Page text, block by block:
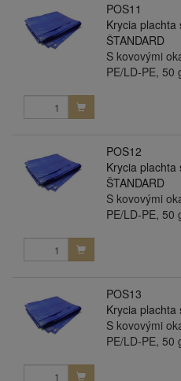
POS11
Krycia plachta
ŠTANDARD
S kovovými
PE/LD-PE, 50
POS12
Krycia plachta
ŠTANDARD
S kovovými
PE/LD-PE, 50
POS13
Krycia plachta
S kovovými
PE/LD-PE, 50